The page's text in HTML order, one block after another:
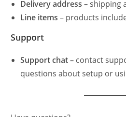
Delivery address – shipping
Line items – products
Support
Support chat– contact
questions about setup or